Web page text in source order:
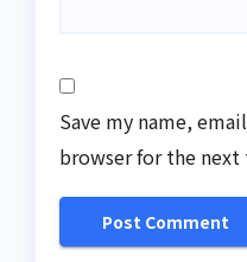
Save my name,
browser for the